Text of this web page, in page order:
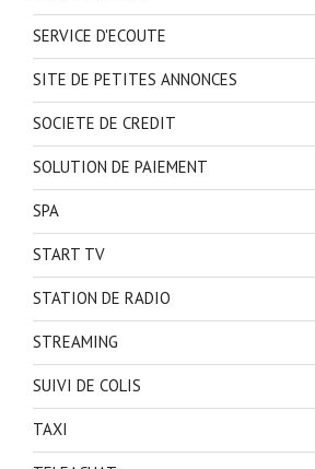
SERVICE D'ECOUTE
SITE DE PETITES ANNONCES
SOCIETE DE CREDIT
SOLUTION DE PAIEMENT
SPA
START TV
STATION DE RADIO
STREAMING
SUIVI DE COLIS
TAXI